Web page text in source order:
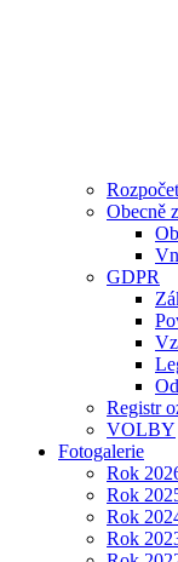
Rozpočet
Obecně
GDPR
Registr
VOLBY
Fotogalerie
Rok
Rok
Rok
Rok